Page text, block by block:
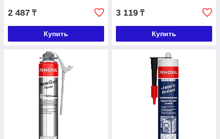
2 487 ₸
Купить
3 119 ₸
Купить